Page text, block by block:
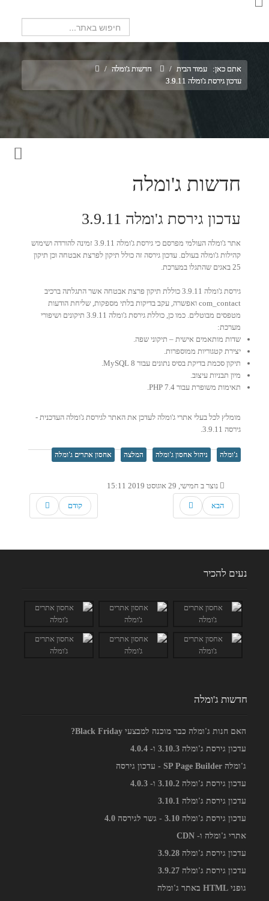
אתם כאן: עמוד הבית / חדשות ג'ומלה /
עדכון גירסת ג'ומלה 3.9.11
חדשות ג'ומלה
עדכון גירסת ג'ומלה 3.9.11
אתר ג'ומלה העולמי מפרסם כי גירסת ג'ומלה 3.9.11 זמינה להורדה ושימוש
קהילות ג'ומלה בעולם. עדכון גירסה זה כולל תיקון לפרצת אבטחה וכן תיקון
25 באגים שהתגלו במערכת.
גירסת ג'ומלה 3.9.11 כוללת תיקון פרצת אבטחה אשר התגלתה ברכיב
com_contact ואפשרה, עקב בדיקות בלתי מספקות, שליחת הודעות
מטפסים מבוטלים. כמו כן, כוללת גירסת ג'ומלה 3.9.11 תיקונים ושיפורי
מערכת:
שדות מותאמים אישית – תיקוני שפה.
יצירת קטגוריות ממוספרות.
תיקון סכמת בדיקת בסיס נתונים עבור MySQL 8.
מיון תבניות עיצוב.
תאימות משופרת עבור PHP 7.4.
מומלץ לכל בעלי אתרי ג'ומלה לעדכן את האתר לגירסת ג'ומלה העדכנית -
גירסה 3.9.11.
ג'ומלה ניהול אחסון ג'ומלה המלצה אחסון אתרים ג'ומלה
נוצר ב חמישי, 29 אוגוסט 2019 15:11
קודם הבא
נעים להכיר
חדשות ג'ומלה
האם חנות ג'ומלה כבר מוכנה למבצעי Black Friday?
עדכון גירסת ג'ומלה 3.10.3 ו- 4.0.4
ג'ומלה SP Page Builder - עדכון גירסה
עדכון גירסת ג'ומלה 3.10.2 ו- 4.0.3
עדכון גירסת ג'ומלה 3.10.1
עדכון גירסת ג'ומלה 3.10 - גשר לגירסה 4.0
אתרי ג'ומלה ו- CDN
עדכון גירסת ג'ומלה 3.9.28
עדכון גירסת ג'ומלה 3.9.27
גופני HTML באתר ג'ומלה